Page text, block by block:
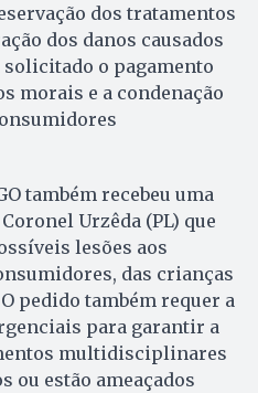
dos tratamentos
dos danos causados
o pagamento
morais e a condenação
também recebeu uma
Urzêda (PL) que
lesões aos
das crianças
pedido também requer a
para garantir a
multidisciplinares
ou estão ameaçados